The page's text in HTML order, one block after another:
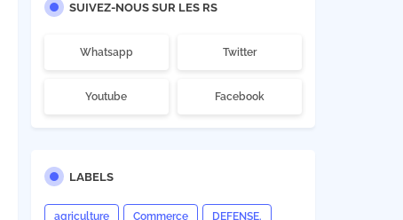
SUIVEZ-NOUS SUR LES RS
Whatsapp Twitter
Youtube Facebook
LABELS
agriculture Commerce DEFENSE.